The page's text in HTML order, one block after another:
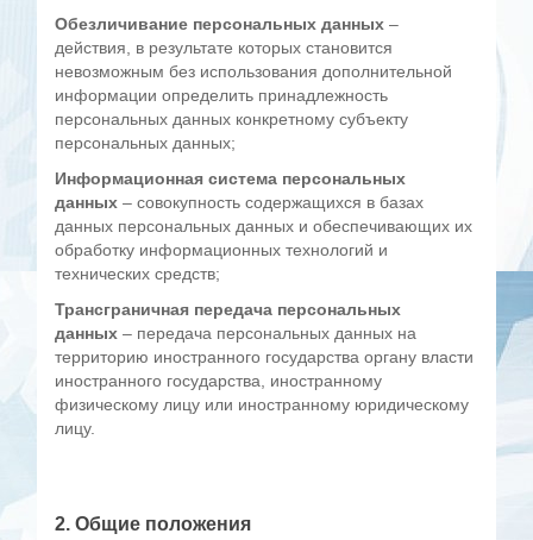
Обезличивание персональных данных –
действия, в результате которых становится
невозможным без использования дополнительной
информации определить принадлежность
персональных данных конкретному субъекту
персональных данных;
Информационная система персональных
данных– совокупность содержащихся в базах
данных персональных данных и обеспечивающих их
обработку информационных технологий и
технических средств;
Трансграничная передача персональных
данных – передача персональных данных на
территорию иностранного государства органу власти
иностранного государства, иностранному
физическому лицу или иностранному юридическому
лицу.
2. Общие положения